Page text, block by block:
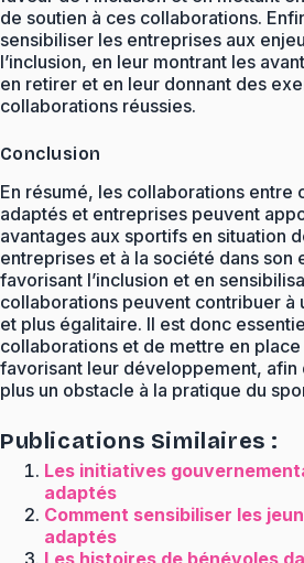
de soutien à ces collaborations.
sensibiliser les entreprises aux
l’inclusion, en leur montrant les
en retirer et en leur donnant des
collaborations réussies.
Conclusion
En résumé, les collaborations entre
adaptés et entreprises peuvent
avantages aux sportifs en situation
entreprises et à la société dans son
favorisant l’inclusion et en
collaborations peuvent contribuer à
et plus égalitaire. Il est donc
collaborations et de mettre en
favorisant leur développement, afin
plus un obstacle à la pratique du
Publications Similaires :
Les initiatives
adaptés
Comment sensibiliser les
adaptés